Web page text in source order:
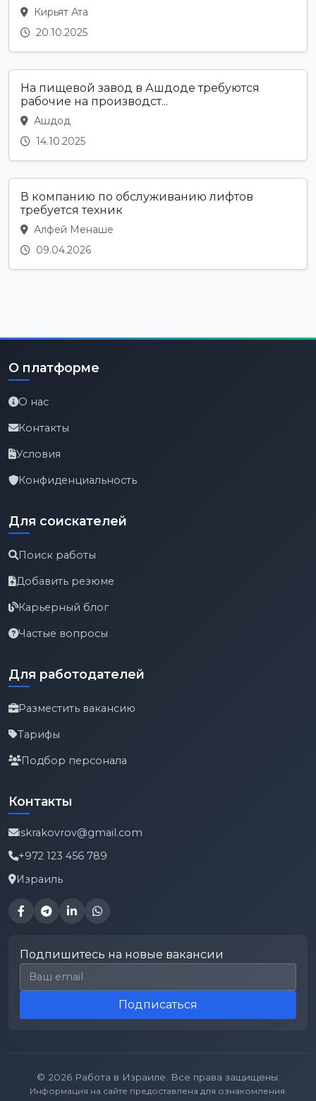
Кирьят Ата
20.10.2025
На пищевой завод в Ашдоде требуются
рабочие на производст...
Ашдод
14.10.2025
В компанию по обслуживанию лифтов
требуется техник
Алфей Менаше
09.04.2026
О платформе
О нас
Контакты
Условия
Конфиденциальность
Для соискателей
Поиск работы
Добавить резюме
Карьерный блог
Частые вопросы
Для работодателей
Разместить вакансию
Тарифы
Подбор персонала
Контакты
iskrakovrov@gmail.com
+972 123 456 789
Израиль
Подпишитесь на новые вакансии
Email для подписки
Подписаться
© 2026 Работа в Израиле. Все права защищены.
Информация на сайте предоставлена для ознакомления.